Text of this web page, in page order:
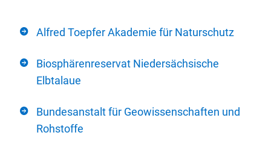
Alfred Toepfer Akademie für Naturschutz
Biosphärenreservat Niedersächsische
Elbtalaue
Bundesanstalt für Geowissenschaften und
Rohstoffe